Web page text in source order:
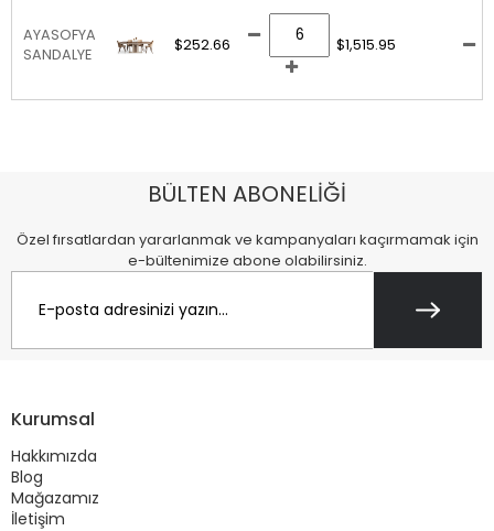
AYASOFYA
SANDALYE
$252.66 $1,515.95
BÜLTEN ABONELİĞİ
Özel fırsatlardan yararlanmak ve kampanyaları kaçırmamak için
e-bültenimize abone olabilirsiniz.
Kurumsal
Hakkımızda
Blog
Mağazamız
İletişim